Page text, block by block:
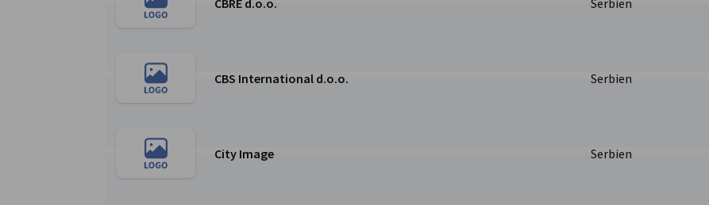
Weiter zur CBRE d.o.o. Seite
Weiter zur CBS International d.o.o. Seite
CBS International d.o.o. Serbien
Weiter zur City Image Seite
City Image Serbien